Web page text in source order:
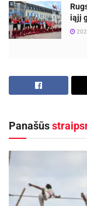
iąjį
miesto
mokykloje,
Juozo Grušo
vyksta
metu
lietuvių
Panašūs